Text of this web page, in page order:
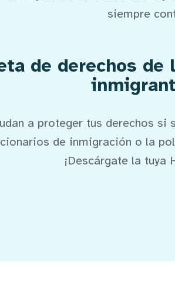
siempre
de derechos de
a proteger tus derechos si
de inmigración o la
¡Descárgate la tuya